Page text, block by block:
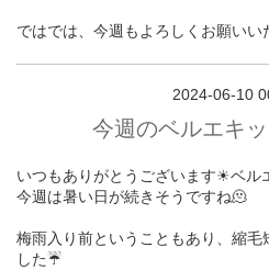
ではでは、今週もよろしくお願いい
2024-06-10
今週のベルエキ
いつもありがとうございます☀︎ベル
今週は暑い日が続きそうですね🫠
梅雨入り前ということもあり、縮毛
した☔️